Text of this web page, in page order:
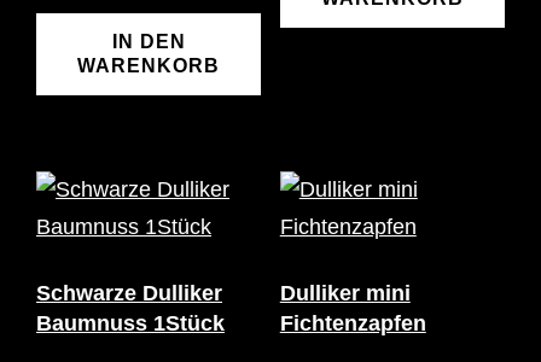
IN DEN
WARENKORB
Schwarze Dulliker
Baumnuss 1Stück
Dulliker mini
Fichtenzapfen